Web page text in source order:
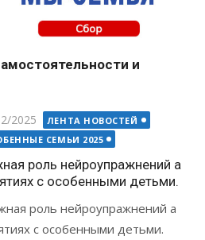
и
2025
ЛЕНТА НОВОСТЕЙ
СЕМЬИ 2025
роль нейроупражнений а
с особенными детьми.
роль нейроупражнений а
с особенными детьми.